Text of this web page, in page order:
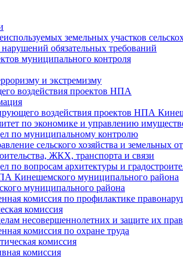
земельных участков
обязательных требований
муниципального контроля
и экстремизму
воздействия проектов НПА
воздействия проектов НПА
по экономике и управлению
по муниципальному контролю
сельского хозяйства и земельных
ЖКХ, транспорта и связи
по вопросам архитектуры и
Кинешемского муниципального района
муниципального района
комиссия по профилактике
комиссия
несовершеннолетних и защите их прав
комиссия по охране труда
комиссия
комиссия